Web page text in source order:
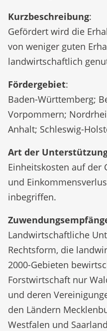
Kurzbeschreibung:
Gefördert wird die
von weniger guten
landwirtschaftlich
Fördergebiet:
Baden-Württemberg;
Vorpommern;
Anhalt; Schleswig-
Art der
Einheitskosten auf der
und
inbegriffen.
Landwirtschaftliche
Rechtsform, die
2000-Gebieten
Forstwirtschaft nur
und deren
den Ländern
Westfalen und